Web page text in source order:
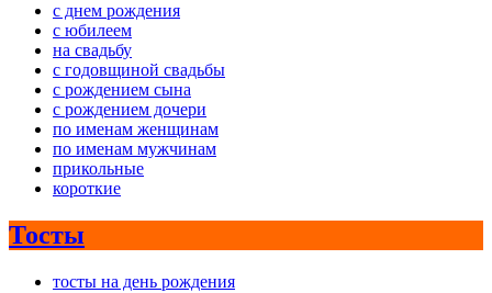
с днем рождения
с юбилеем
на свадьбу
с годовщиной свадьбы
с рождением сына
с рождением дочери
по именам женщинам
по именам мужчинам
прикольные
короткие
Тосты
тосты на день рождения